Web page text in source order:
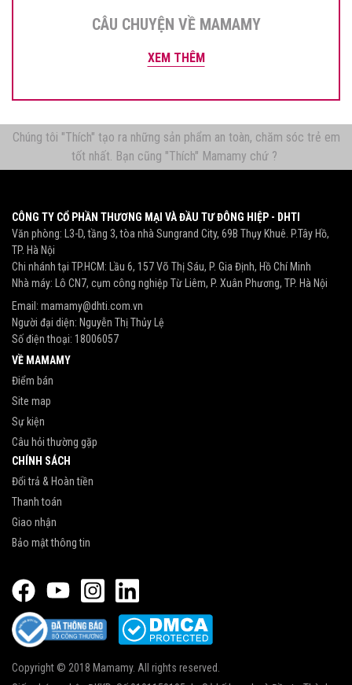
CÂU CHUYỆN VỀ MAMAMY
XEM THÊM
Chúng tôi "Thích" tạo ra những sản phẩm an toàn, chăm sóc trẻ em
tốt nhất. Bạn cũng "Thích" Mamamy chứ ?
CÔNG TY CỔ PHẦN THƯƠNG MẠI VÀ ĐẦU TƯ ĐÔNG HIỆP - DHTI
Văn phòng: L3-D, tầng 3, tòa nhà Sungrand City, 69B Thụy Khuê. P.Tây Hồ,
TP. Hà Nội
Chi nhánh tại TP.HCM: Lầu 6, 157 Võ Thị Sáu, P. Gia Định, Hồ Chí Minh
Nhà máy: Lô CN7, cụm công nghiệp Từ Liêm, P. Xuân Phương, TP. Hà Nội
Email: mamamy@dhti.com.vn
Người đại diện: Nguyễn Thị Thủy Lệ
Số điện thoại: 18006057
VỀ MAMAMY
Điểm bán
Site map
Sự kiện
Câu hỏi thường gặp
CHÍNH SÁCH
Đổi trả & Hoàn tiền
Thanh toán
Giao nhận
Bảo mật thông tin
Copyright © 2018 Mamamy. All rights reserved.